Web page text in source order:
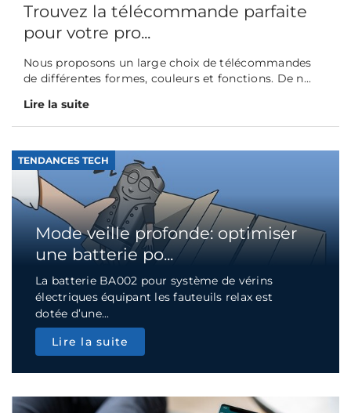
Trouvez la télécommande parfaite
pour votre pro...
Nous proposons un large choix de télécommandes
de différentes formes, couleurs et fonctions. De n...
Lire la suite
TENDANCES TECH
Mode veille profonde: optimiser
une batterie po...
La batterie BA002 pour système de vérins
électriques équipant les fauteuils relax est
dotée d’une...
Lire la suite